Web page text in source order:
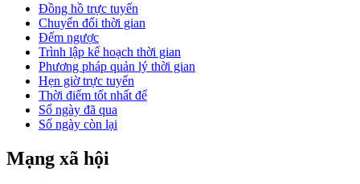
Đồng hồ trực tuyến
Chuyển đổi thời gian
Đếm ngược
Trình lập kế hoạch thời gian
Phương pháp quản lý thời gian
Hẹn giờ trực tuyến
Thời điểm tốt nhất để
Số ngày đã qua
Số ngày còn lại
Mạng xã hội